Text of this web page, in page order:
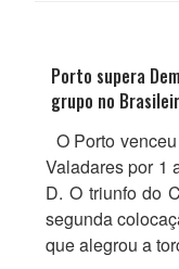
Porto supera
grupo no
O Porto
Valadares por 1
D. O triunfo do
segunda
que alegrou a